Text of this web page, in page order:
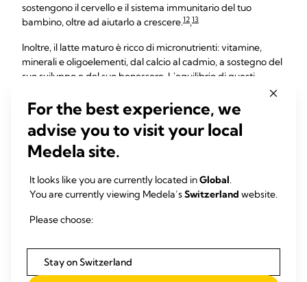
sostengono il cervello e il sistema immunitario del tuo
bambino, oltre ad aiutarlo a crescere.12,13
Inoltre, il latte maturo è ricco di micronutrienti: vitamine,
minerali e oligoelementi, dal calcio al cadmio, a sostegno del
suo sviluppo e del suo benessere. L'equilibrio di questi
cambiamenti nel corso della giornata soddisfa le esigenze
del tuo bambino.
Alcuni componenti del tuo latte materno potrebbero
sorprenderti. "Il latte maturo ha un alto contenuto di
colesterolo e di zuccheri sotto forma di semplice lattosio
(carboidrato). Inoltre, la percentuale di proteine è
estremamente bassa (costituisce solamente il 7% o l'8%
dell'apporto energetico del bambino allattato al seno)
rispetto a circa il 12% quando cresce", rivela il Prof.
ma lo è per i bambini, e mostra come il latte materno sia
adatto alle loro esigenze specifiche".
For the best experience, we
advise you to visit your local
Medela site.
It looks like you are currently located inGlobal.
You are currently viewing Medela’sSwitzerland website.
Please choose:
Stay on Switzerland